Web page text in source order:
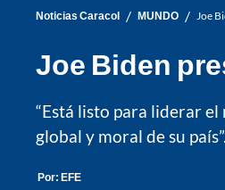
Noticias Caracol / MUNDO / Joe
Joe Biden
“Está listo para liderar
global y moral de su país”.
Por: EFE